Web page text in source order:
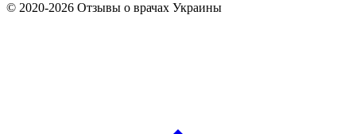
© 2020-2026 Отзывы о врачах Украины